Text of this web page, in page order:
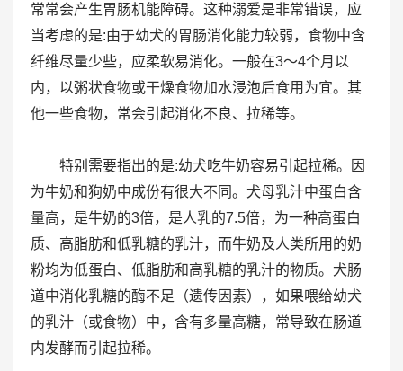
常常会产生胃肠机能障碍。这种溺爱是非常错误，应
当考虑的是:由于幼犬的胃肠消化能力较弱，食物中含
纤维尽量少些，应柔软易消化。一般在3～4个月以
内，以粥状食物或干燥食物加水浸泡后食用为宜。其
他一些食物，常会引起消化不良、拉稀等。
特别需要指出的是:幼犬吃牛奶容易引起拉稀。因
为牛奶和狗奶中成份有很大不同。犬母乳汁中蛋白含
量高，是牛奶的3倍，是人乳的7.5倍，为一种高蛋白
质、高脂肪和低乳糖的乳汁，而牛奶及人类所用的奶
粉均为低蛋白、低脂肪和高乳糖的乳汁的物质。犬肠
道中消化乳糖的酶不足（遗传因素），如果喂给幼犬
的乳汁（或食物）中，含有多量高糖，常导致在肠道
内发酵而引起拉稀。